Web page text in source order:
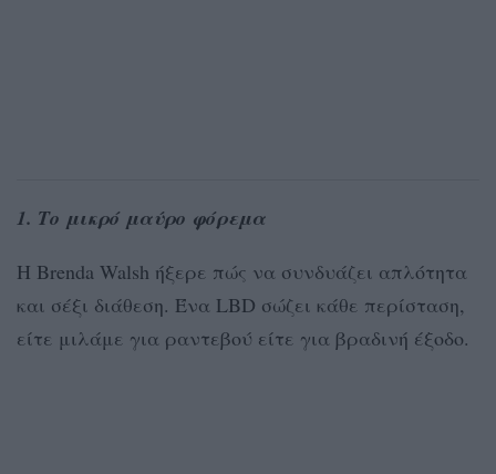
1. Το μικρό μαύρο φόρεμα
Η Brenda Walsh ήξερε πώς να συνδυάζει απλότητα
και σέξι διάθεση. Ένα LBD σώζει κάθε περίσταση,
είτε μιλάμε για ραντεβού είτε για βραδινή έξοδο.